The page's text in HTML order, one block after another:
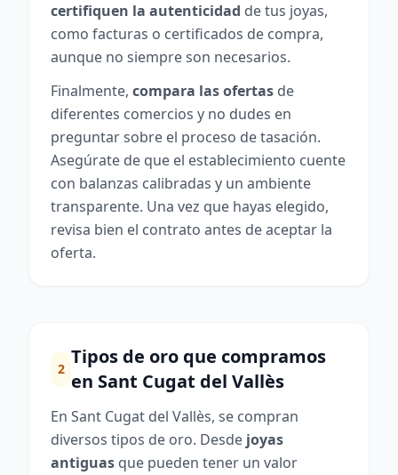
certifiquen la autenticidad de tus joyas,
como facturas o certificados de compra,
aunque no siempre son necesarios.
Finalmente, compara las ofertas de
diferentes comercios y no dudes en
preguntar sobre el proceso de tasación.
Asegúrate de que el establecimiento cuente
con balanzas calibradas y un ambiente
transparente. Una vez que hayas elegido,
revisa bien el contrato antes de aceptar la
oferta.
2
Tipos de oro que compramos
en Sant Cugat del Vallès
En Sant Cugat del Vallès, se compran
diversos tipos de oro. Desde joyas
antiguas que pueden tener un valor